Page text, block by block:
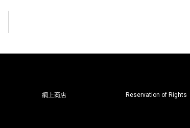
網上商店 Reservation of Rights